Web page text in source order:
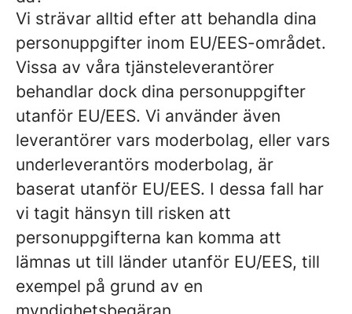
Vi strävar alltid efter att behandla dina
personuppgifter inom EU/EES-området.
Vissa av våra tjänsteleverantörer
behandlar dock dina personuppgifter
utanför EU/EES. Vi använder även
leverantörer vars moderbolag, eller vars
underleverantörs moderbolag, är
baserat utanför EU/EES. I dessa fall har
vi tagit hänsyn till risken att
personuppgifterna kan komma att
lämnas ut till länder utanför EU/EES, till
exempel på grund av en